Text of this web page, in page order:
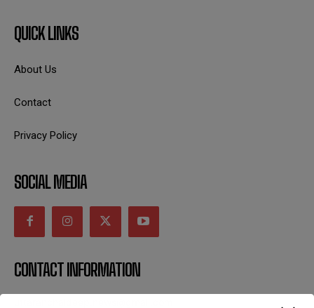
QUICK LINKS
About Us
Contact
Privacy Policy
SOCIAL MEDIA
CONTACT INFORMATION